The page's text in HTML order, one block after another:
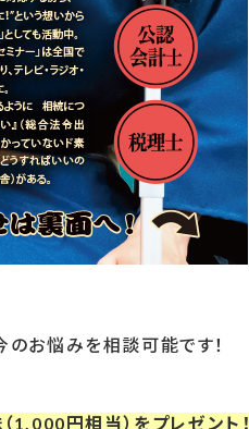
お悩みを相談可能です！
円相当）をプレゼント！